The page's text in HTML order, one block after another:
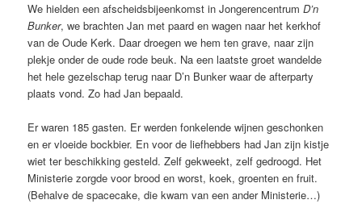
We hielden een afscheidsbijeenkomst in JongerencentrumD’n
Bunker, we brachten Jan met paard en wagen naar het kerkhof
van de Oude Kerk. Daar droegen we hem ten grave, naar zijn
plekje onder de oude rode beuk. Na een laatste groet wandelde
het hele gezelschap terug naar D’n Bunker waar de afterparty
plaats vond. Zo had Jan bepaald.
Er waren 185 gasten. Er werden fonkelende wijnen geschonken
en er vloeide bockbier. En voor de liefhebbers had Jan zijn kistje
wiet ter beschikking gesteld. Zelf gekweekt, zelf gedroogd. Het
Ministerie zorgde voor brood en worst, koek, groenten en fruit.
(Behalve de spacecake, die kwam van een ander Ministerie…)